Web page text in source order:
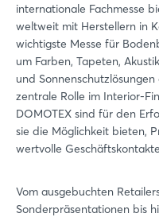
internationale Fachmesse
weltweit mit Herstellern in
wichtigste Messe für
um Farben, Tapeten,
und
zentrale Rolle im Interior-
DOMOTEX sind für den
sie die Möglichkeit bieten,
wertvolle
Vom ausgebuchten
Sonderpräsentationen bis